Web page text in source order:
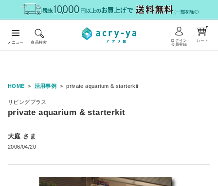
メニュー 商品検索
ログイン
会員登録
カート
HOME 活用事例 private aquarium & starterkit
リビングプラス
private aquarium & starterkit
大庭 さま
2006/04/20